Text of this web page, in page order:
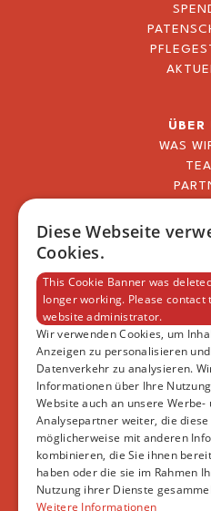
ÜBER
WAS
VSAT - Verein
9562
IBAN: CH82 00 78
AB
+41 44
Diese Webseite
Cookies.
This Cookie Banner was
longer working. Please contact
website administrator.
Wir verwenden Cookies, um
Anzeigen zu personalisieren
Datenverkehr zu analysieren.
Informationen über Ihre
Website auch an unsere Werbe-
Analysepartner weiter, die diese
möglicherweise mit anderen
kombinieren, die Sie ihnen
haben oder die sie im Rahmen
Nutzung ihrer Dienste
Weitere Informationen